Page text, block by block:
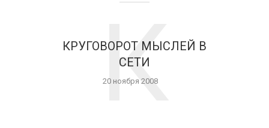
КРУГОВОРОТ МЫСЛЕЙ В
СЕТИ
20 ноября 2008
К